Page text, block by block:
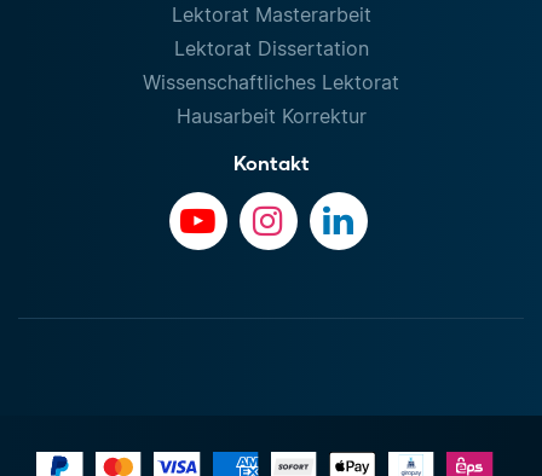
Lektorat Masterarbeit
Lektorat Dissertation
Wissenschaftliches Lektorat
Hausarbeit Korrektur
Kontakt